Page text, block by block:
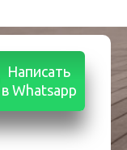
Написать
в Whatsapp